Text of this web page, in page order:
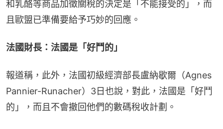
和乳酪等商品加徵關稅的決定是「不能接受的」，而
且歐盟已準備要給予巧妙的回應。
法國財長：法國是「好鬥的」
報道稱，此外，法國初級經濟部長盧納歇爾（Agnes
Pannier-Runacher）3日也說，對此，法國是「好鬥
的」，而且不會撤回他們的數碼稅收計劃。